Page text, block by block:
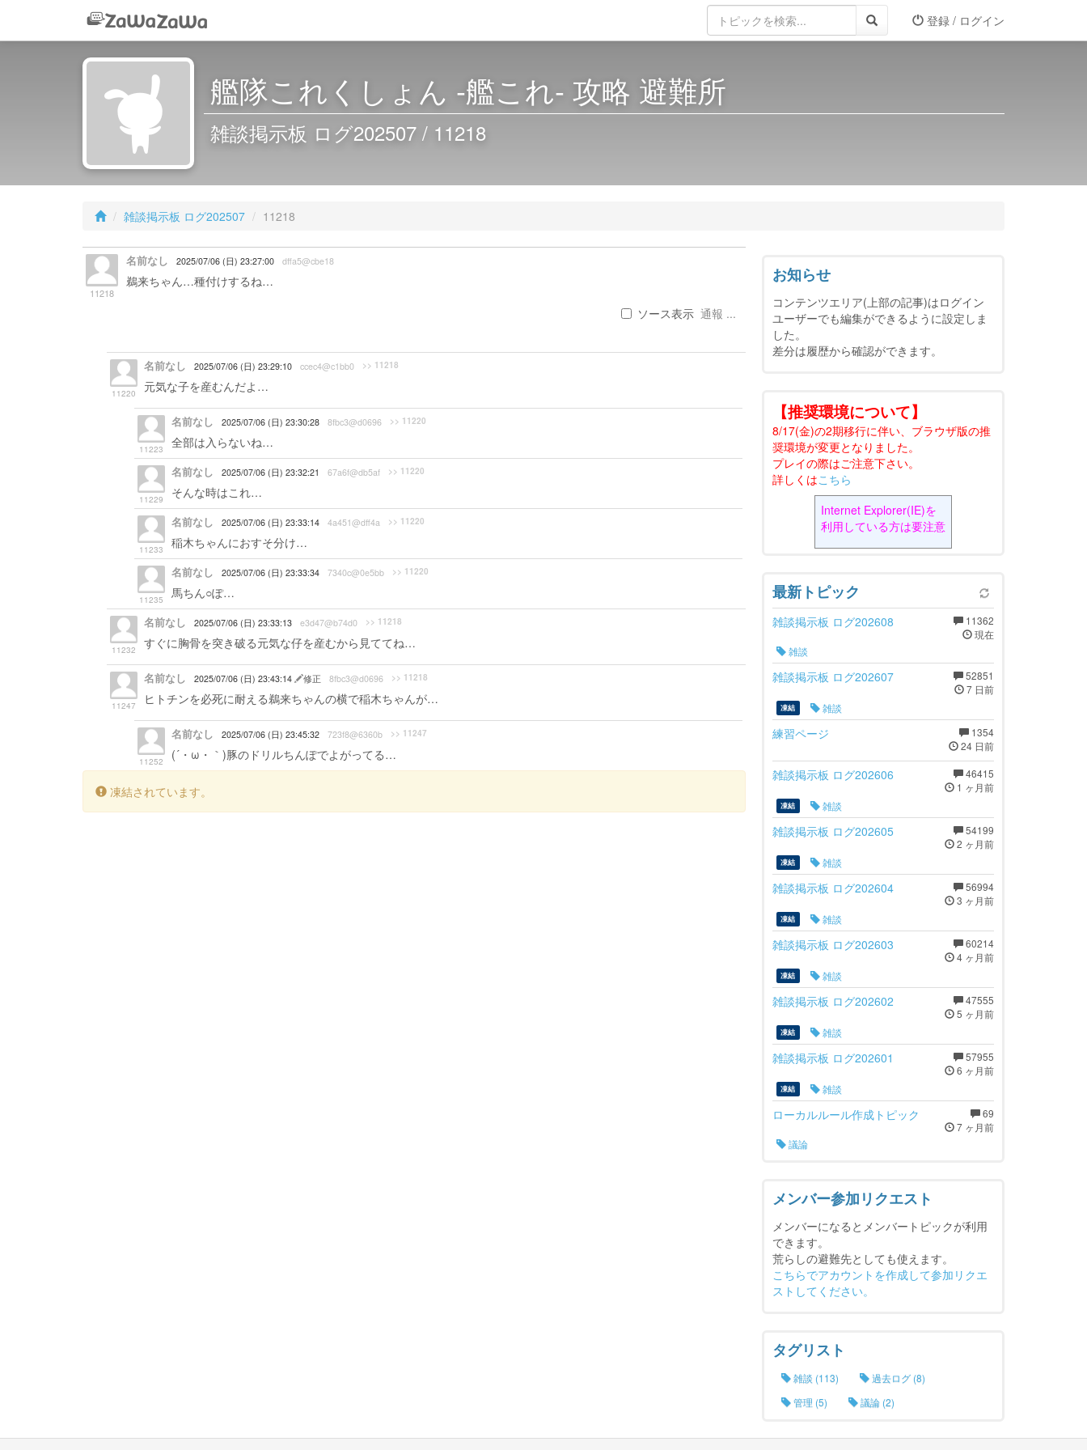
登録 / ログイン
艦隊これくしょん -艦これ- 攻略 避難所
雑談掲示板 ログ202507 / 11218
雑談掲示板 ログ202507 11218
11218
名前なし 2025/07/06 (日) 23:27:00 dffa5@cbe18
鵜来ちゃん…種付けするね…
ソース表示 通報 ...
11220
名前なし 2025/07/06 (日) 23:29:10 ccec4@c1bb0 >> 11218
元気な子を産むんだよ…
11223
名前なし 2025/07/06 (日) 23:30:28 8fbc3@d0696 >> 11220
全部は入らないね…
11229
名前なし 2025/07/06 (日) 23:32:21 67a6f@db5af >> 11220
そんな時はこれ…
11233
名前なし 2025/07/06 (日) 23:33:14 4a451@dff4a >> 11220
稲木ちゃんにおすそ分け…
11235
名前なし 2025/07/06 (日) 23:33:34 7340c@0e5bb >> 11220
馬ちん○ぽ…
11232
名前なし 2025/07/06 (日) 23:33:13 e3d47@b74d0 >> 11218
すぐに胸骨を突き破る元気な仔を産むから見ててね…
11247
名前なし 2025/07/06 (日) 23:43:14 修正 8fbc3@d0696 >> 11218
ヒトチンを必死に耐える鵜来ちゃんの横で稲木ちゃんが…
11252
名前なし 2025/07/06 (日) 23:45:32 723f8@6360b >> 11247
(´・ω・｀)豚のドリルちんぽでよがってる…
凍結されています。
お知らせ
コンテンツエリア(上部の記事)はログイン
ユーザーでも編集ができるように設定しま
した。
差分は履歴から確認ができます。
【推奨環境について】
8/17(金)の2期移行に伴い、ブラウザ版の推
奨環境が変更となりました。
プレイの際はご注意下さい。
詳しくはこちら
Internet Explorer(IE)を
利用している方は要注意
最新トピック
11362
現在
雑談掲示板 ログ202608
雑談
52851
7 日前
雑談掲示板 ログ202607
凍結
雑談
1354
24 日前
練習ページ
46415
1 ヶ月前
雑談掲示板 ログ202606
凍結
雑談
54199
2 ヶ月前
雑談掲示板 ログ202605
凍結
雑談
56994
3 ヶ月前
雑談掲示板 ログ202604
凍結
雑談
60214
4 ヶ月前
雑談掲示板 ログ202603
凍結
雑談
47555
5 ヶ月前
雑談掲示板 ログ202602
凍結
雑談
57955
6 ヶ月前
雑談掲示板 ログ202601
凍結
雑談
69
7 ヶ月前
ローカルルール作成トピック
議論
メンバー参加リクエスト
メンバーになるとメンバートピックが利用
できます。
荒らしの避難先としても使えます。
こちらでアカウントを作成して参加リクエ
ストしてください。
タグリスト
雑談 (113)
過去ログ (8)
管理 (5)
議論 (2)